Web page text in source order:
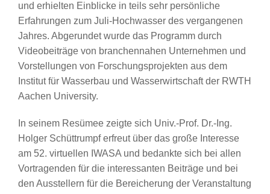
und erhielten Einblicke in teils sehr persönliche
Erfahrungen zum Juli-Hochwasser des vergangenen
Jahres. Abgerundet wurde das Programm durch
Videobeiträge von branchennahen Unternehmen und
Vorstellungen von Forschungsprojekten aus dem
Institut für Wasserbau und Wasserwirtschaft der RWTH
Aachen University.
In seinem Resümee zeigte sich Univ.-Prof. Dr.-Ing.
Holger Schüttrumpf erfreut über das große Interesse
am 52. virtuellen IWASA und bedankte sich bei allen
Vortragenden für die interessanten Beiträge und bei
den Ausstellern für die Bereicherung der Veranstaltung